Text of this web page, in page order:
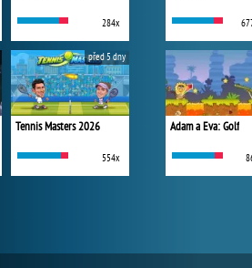
284x
Tennis Masters 2026
554x
před 5 dny
Adam a Eva: Golf